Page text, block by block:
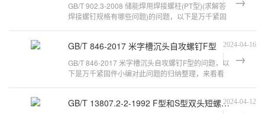
GB/T 902.3-2008 储能焊用焊接螺柱(PT型)(求解答
焊接螺钉规格有哪些问题)的问题，以下是万千紧固
GB/T 846-2017 米字槽沉头自攻螺钉F型 2024-04-16
GB/T 846-2017 米字槽沉头自攻螺钉F型的问题，以
下是万千紧固件小编对此问题的归纳整理，来看看
GB/T 13807.2-2-1992 F型和S型双头短螺纹螺柱(d≤56mm) 表2
2024-04-12